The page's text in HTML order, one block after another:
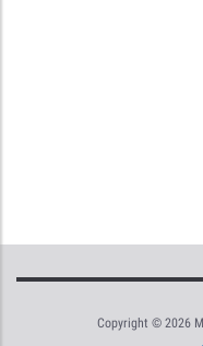
Copyright © 2026